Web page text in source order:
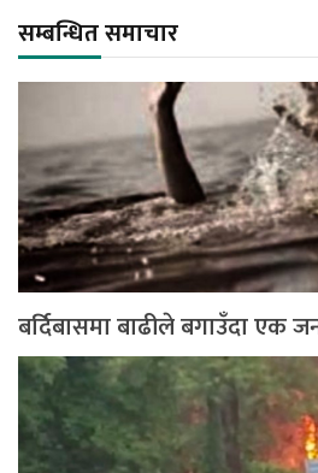
सम्बन्धित समाचार
बर्दिबासमा बाढीले बगाउँदा एक